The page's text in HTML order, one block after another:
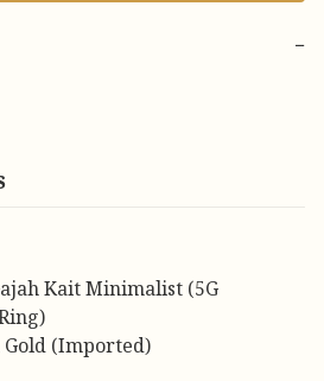
−
Kait Minimalist (5G
Gold (Imported)